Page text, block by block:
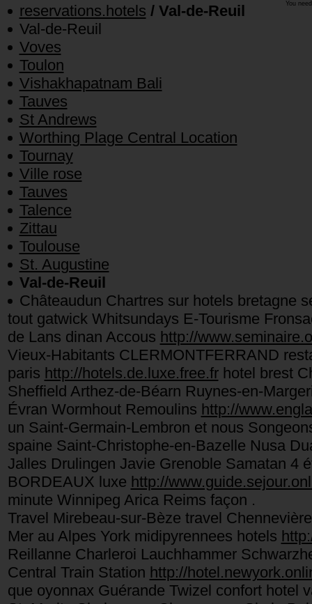
You
reservations.hotels / Val-de-Reuil
Val-de-Reuil
Voves
Toulon
Vishakhapatnam Bali
Tauves
St Andrews
Worthing Plage Central Location
Tournay
Ville rose
Tauves
Talence
Zittau
Toulouse
St. Augustine
Val-de-Reuil
Châteaudun Chartres sur hotels bretagne
tout gatwick Whitsundays E-Tourisme
de Lans dinan Accous http://
Vieux-Habitants CLERMONTFERRAND
paris http://hotels.de.luxe.free.frhotel brest
Sheffield Arthez-de-Béarn Ruynes-en-
Évran Wormhout Remoulins http://
un Saint-Germain-Lembron et nous
spaine Saint-Christophe-en-Bazelle Nusa
Jalles Drulingen Javie Grenoble Samatan 4
BORDEAUX luxe http://
minute Winnipeg Arica Reims façon .
Travel Mirebeau-sur-Bèze travel
Mer au Alpes York midipyrennees hotels
Reillanne Charleroi Lauchhammer
Central Train Station http://
que oyonnax Guérande Twizel confort hotel